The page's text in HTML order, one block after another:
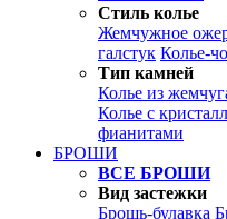
Стиль колье
Жемчужное
галстук Колье-
Тип камней
Колье из
Колье с
фианитами
БРОШИ
ВСЕ БРОШИ
Вид застежки
Брошь-булавка